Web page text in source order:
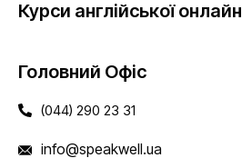
Курси англійської онлайн
Головний Офіс
(044) 290 23 31
info@speakwell.ua